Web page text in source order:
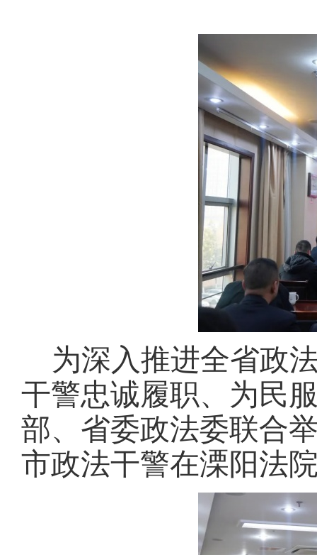
为深入推进全省政
干警忠诚履职、为民
部、省委政法委联合
市政法干警在溧阳法